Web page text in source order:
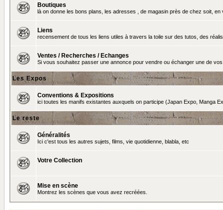
Boutiques
là on donne les bons plans, les adresses , de magasin près de chez soit, en
Liens
recensement de tous les liens utiles à travers la toile sur des tutos, des
Ventes / Recherches / Echanges
Si vous souhaitez passer une annonce pour vendre ou échanger une de
Les Expos
Conventions & Expositions
ici toutes les manifs existantes auxquels on participe (Japan Expo, Manga
Le reste
Généralités
Ici c'est tous les autres sujets, films, vie quotidienne, blabla, etc
Votre Collection
Mise en scène
Montrez les scènes que vous avez recréées.